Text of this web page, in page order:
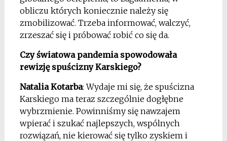
obliczu których koniecznie należy się
zmobilizować. Trzeba informować, walczyć,
zrzeszać się i próbować robić co się da.
Czy światowa pandemia spowodowała
rewizję spuścizny Karskiego?
Natalia Kotarba: Wydaje mi się, że spuścizna
Karskiego ma teraz szczególnie dogłębne
wybrzmienie. Powinniśmy się nawzajem
wpierać i szukać najlepszych, wspólnych
rozwiązań, nie kierować się tylko zyskiem i